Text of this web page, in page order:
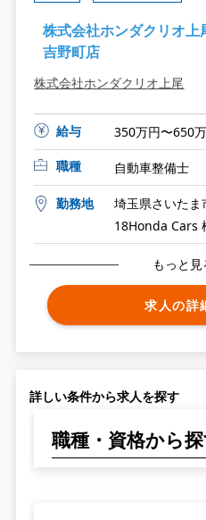
株式会社ホンダクリオ
吉野町店
株式会社ホンダクリオ上尾
給与
350万円〜650
職種
自動車整備士
勤務地
埼玉県さいた
18Honda Cars
もっと見
求人の詳
詳しい条件から求人を探す
職種・資格から